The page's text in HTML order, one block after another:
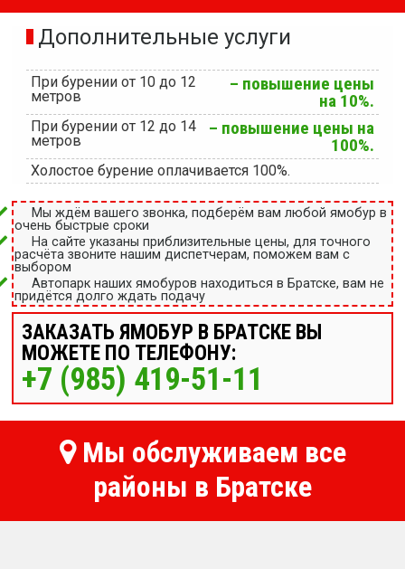
Дополнительные услуги
При бурении от 10 до 12
метров
– повышение цены
на 10%.
При бурении от 12 до 14
метров
– повышение цены на
100%.
Холостое бурение оплачивается 100%.
Мы ждём вашего звонка, подберём вам любой ямобур в
очень быстрые сроки
На сайте указаны приблизительные цены, для точного
расчёта звоните нашим диспетчерам, поможем вам с
выбором
Автопарк наших ямобуров находиться в Братске, вам не
придётся долго ждать подачу
ЗАКАЗАТЬ ЯМОБУР В БРАТСКЕ ВЫ
МОЖЕТЕ ПО ТЕЛЕФОНУ:
+7 (985) 419-51-11
Мы обслуживаем все
районы в Братске